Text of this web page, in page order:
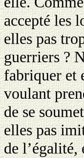
accepté les
elles pas
guerriers ?
fabriquer et
voulant
de se
elles pas
de l’égalité,